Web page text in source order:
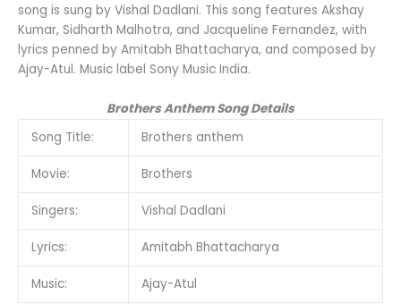
song is sung by Vishal Dadlani. This song features Akshay
Kumar, Sidharth Malhotra, and Jacqueline Fernandez, with
lyrics penned by Amitabh Bhattacharya, and composed by
Ajay-Atul. Music label Sony Music India.
Brothers Anthem Song Details
Song Title:
Brothers anthem
Movie: Brothers
Singers: Vishal Dadlani
Lyrics: Amitabh Bhattacharya
Music: Ajay-Atul